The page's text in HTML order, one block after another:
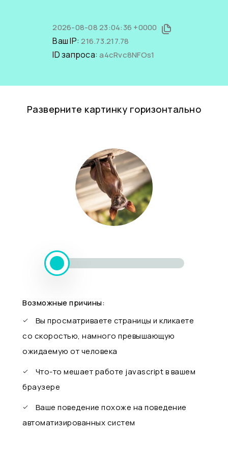
2026-08-08 23:04:36 +0000
Ваш IP:216.73.217.78
ID запроса:a4cRvc8NFOs1
Разверните картинку горизонтально
Возможные причины:
Вы просматриваете страницы и кликаете
со скоростью, намного превышающую
ожидаемую от человека
Что-то мешает работе javascript в вашем
браузере
Ваше поведение похоже на поведение
автоматизированных систем